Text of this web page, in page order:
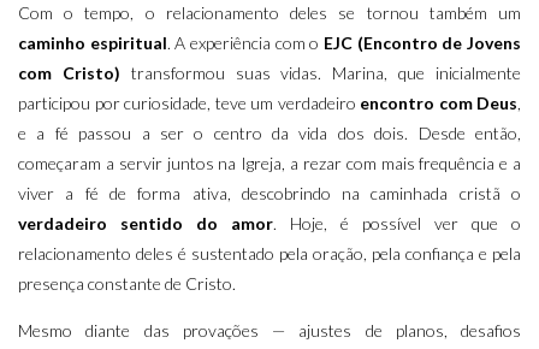
Com o tempo, o relacionamento deles se tornou também um
caminho espiritual. A experiência com o EJC (Encontro de Jovens
com Cristo) transformou suas vidas. Marina, que inicialmente
participou por curiosidade, teve um verdadeiro encontro com Deus,
e a fé passou a ser o centro da vida dos dois. Desde então,
começaram a servir juntos na Igreja, a rezar com mais frequência e a
viver a fé de forma ativa, descobrindo na caminhada cristã o
verdadeiro sentido do amor. Hoje, é possível ver que o
relacionamento deles é sustentado pela oração, pela confiança e pela
presença constante de Cristo.
Mesmo diante das provações — ajustes de planos, desafios